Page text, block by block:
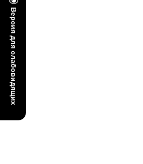
Версия для слабовидящих